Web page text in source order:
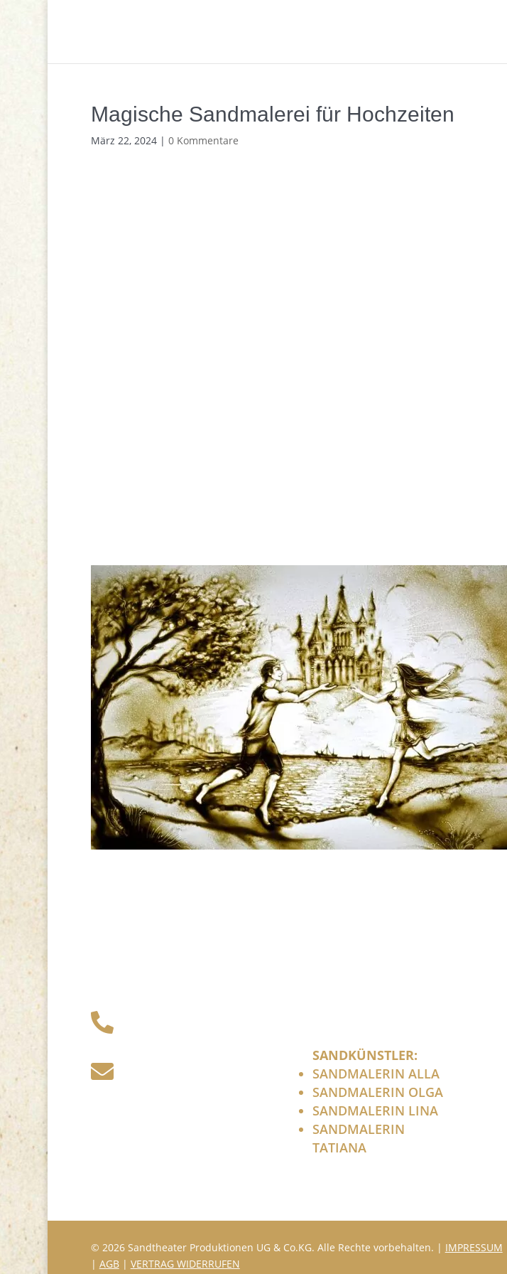
Magische Sandmalerei für Hochzeiten
März 22, 2024| 0 Kommentare


SANDKÜNSTLER:
SANDMALERIN ALLA
SANDMALERIN OLGA
SANDMALERIN LINA
SANDMALERIN
TATIANA
© 2026 Sandtheater Produktionen UG & Co.KG. Alle Rechte vorbehalten. | IMPRESSUM
| AGB| VERTRAG WIDERRUFEN